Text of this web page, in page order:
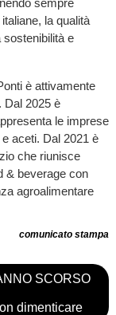
sempre
la qualità
sostenibilità e
è attivamente
Dal 2025 è
le imprese
aceti. Dal 2021 è
che riunisce
& beverage con
agroalimentare
comunicato stampa
SCORSO
dimenticare